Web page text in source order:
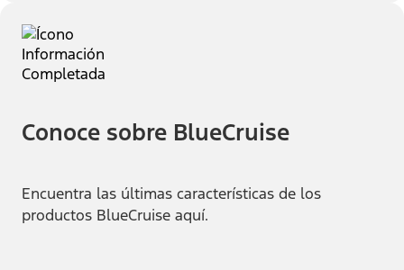
Conoce sobre BlueCruise
Encuentra las últimas características de los
productos BlueCruise aquí.